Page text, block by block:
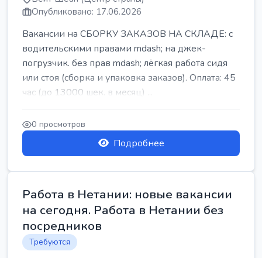
Опубликовано: 17.06.2026
Вакансии на СБОРКУ ЗАКАЗОВ НА СКЛАДЕ: с
водительскими правами mdash; на джек-
погрузчик. без прав mdash; лёгкая работа сидя
или стоя (сборка и упаковка заказов). Оплата: 45
час (до 13000 шек. в месяц) ...
0 просмотров
Подробнее
Работа в Нетании: новые вакансии
на сегодня. Работа в Нетании без
посредников
Требуются